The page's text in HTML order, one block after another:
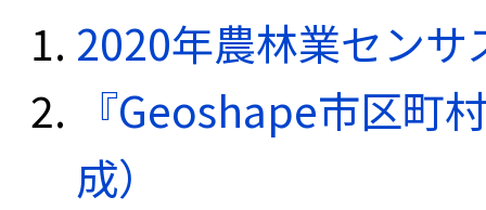
2020年農林業セン
『Geoshape市区町
成）